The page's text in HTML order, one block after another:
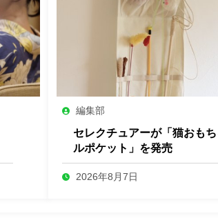
編集部
セレクチュアーが「猫おも
ルポケット」を発売
2026年8月7日